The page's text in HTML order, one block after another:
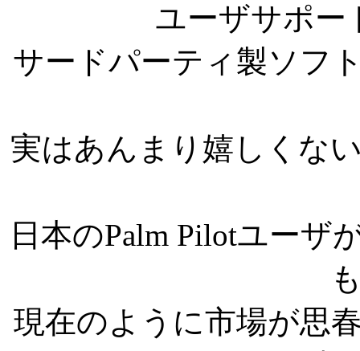
ユーザサポー
サードパーティ製ソフ
実はあんまり嬉しくな
日本のPalm Pilotユーザ
現在のように市場が思